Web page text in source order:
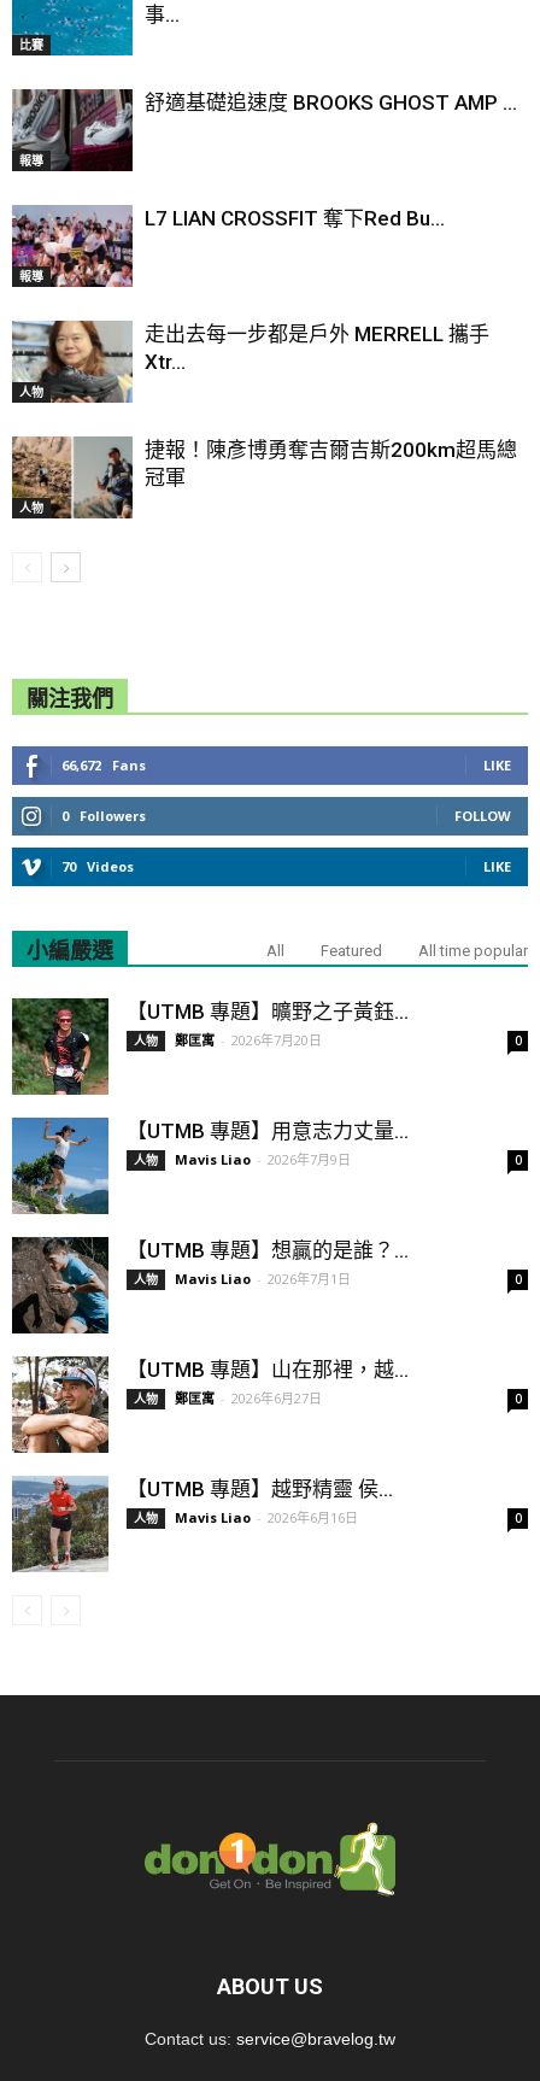
比賽
事...
報導
舒適基礎追速度 BROOKS GHOST AMP ...
報導
L7 LIAN CROSSFIT 奪下Red Bu...
人物
走出去每一步都是戶外 MERRELL 攜手
Xtr...
人物
捷報！陳彥博勇奪吉爾吉斯200km超馬總
冠軍
關注我們
66,672 Fans LIKE
0 Followers FOLLOW
70 Videos LIKE
小編嚴選 All Featured All time popular
【UTMB 專題】曠野之子黃鈺...
人物 鄭匡寓 - 2026年7月20日 0
【UTMB 專題】用意志力丈量...
人物 Mavis Liao - 2026年7月9日 0
【UTMB 專題】想贏的是誰？...
人物 Mavis Liao - 2026年7月1日 0
【UTMB 專題】山在那裡，越...
人物 鄭匡寓 - 2026年6月27日 0
【UTMB 專題】越野精靈 侯...
人物 Mavis Liao - 2026年6月16日 0
ABOUT US
Contact us: service@bravelog.tw